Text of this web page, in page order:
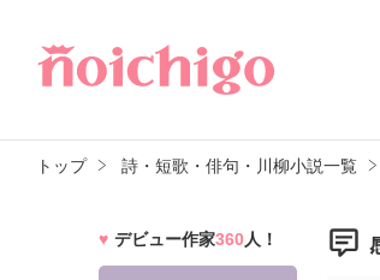
トップ 詩・短歌・俳句・川柳小説一覧
デビュー作家360人！